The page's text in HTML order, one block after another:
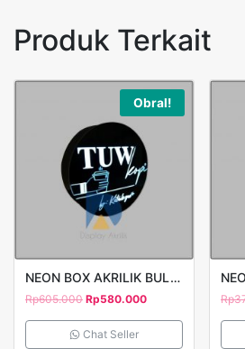
Produk Terkait
Obral!
NEON BOX AKRILIK BULAT 1 SISI D40 CUTTING STICKER TUW KOPI
Rp605.000 Rp580.000
Chat Seller
Rp